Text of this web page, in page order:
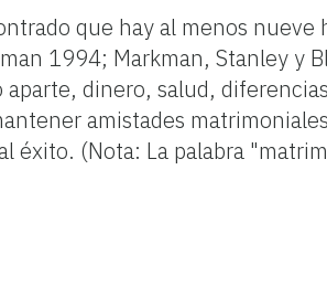
que hay al menos nueve
1994; Markman, Stanley y
dinero, salud,
amistades
éxito. (Nota: La palabra